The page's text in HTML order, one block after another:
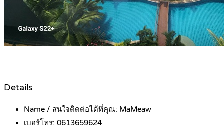
Details
Name / สนใจติดต่อได้ที่คุณ: MaMeaw
เบอร์โทร: 0613659624